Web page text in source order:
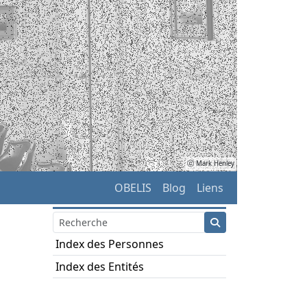
ⓒ Mark Henley
OBELIS Blog Liens
Index des Personnes
Index des Entités